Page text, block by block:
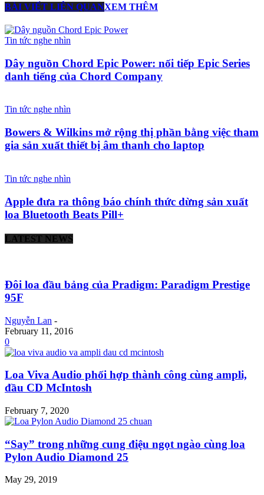
BÀI VIẾT LIÊN QUANXEM THÊM
Tin tức nghe nhìn
Dây nguồn Chord Epic Power: nối tiếp Epic Series
danh tiếng của Chord Company
Tin tức nghe nhìn
Bowers & Wilkins mở rộng thị phần bằng việc tham
gia sản xuất thiết bị âm thanh cho laptop
Tin tức nghe nhìn
Apple đưa ra thông báo chính thức dừng sản xuất
loa Bluetooth Beats Pill+
LATEST NEWS
Đôi loa đầu bảng của Pradigm: Paradigm Prestige
95F
Nguyễn Lan -
February 11, 2016
0
Loa Viva Audio phối hợp thành công cùng ampli,
đầu CD McIntosh
February 7, 2020
“Say” trong những cung điệu ngọt ngào cùng loa
Pylon Audio Diamond 25
May 29, 2019